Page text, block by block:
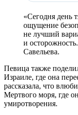
«Сегодня день
ощущение
не лучший
и
Савельева.
Певица также
Израиле, где она
рассказала, что
Мертвого моря, где
умиротворения.